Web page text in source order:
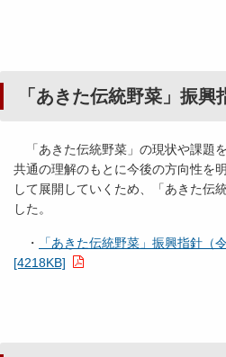
「あきた伝統野菜」振興
「あきた伝統野菜」の現状や課題
共通の理解のもとに今後の方向性を
して展開していくため、「あきた伝
した。
・
「あきた伝統野菜」振興指針（
[4218KB]